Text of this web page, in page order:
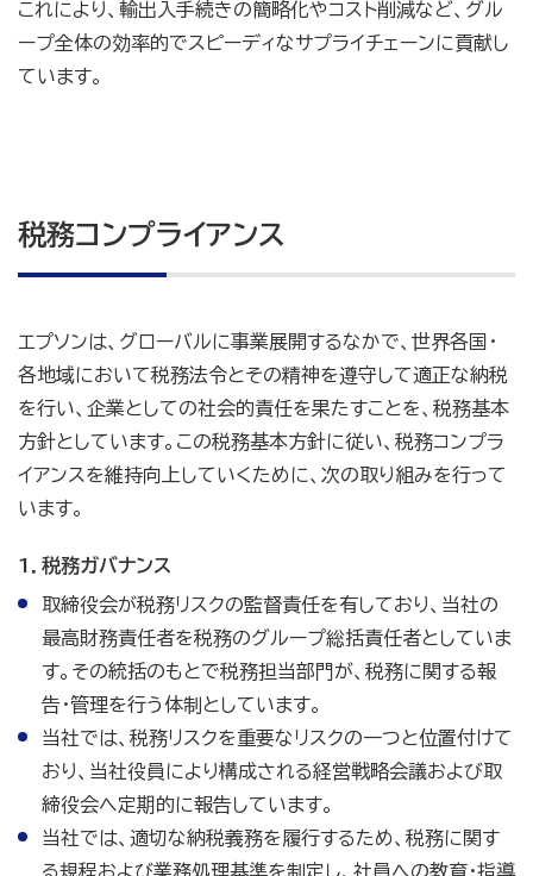
これにより、輸出入手続きの簡略化やコスト削減など、グル
ープ全体の効率的でスピーディなサプライチェーンに貢献し
ています。
税務コンプライアンス
エプソンは、グローバルに事業展開するなかで、世界各国・
各地域において税務法令とその精神を遵守して適正な納税
を行い、企業としての社会的責任を果たすことを、税務基本
方針としています。この税務基本方針に従い、税務コンプラ
イアンスを維持向上していくために、次の取り組みを行って
います。
1．税務ガバナンス
取締役会が税務リスクの監督責任を有しており、当社の
最高財務責任者を税務のグループ総括責任者としていま
す。その統括のもとで税務担当部門が、税務に関する報
告・管理を行う体制としています。
当社では、税務リスクを重要なリスクの一つと位置付けて
おり、当社役員により構成される経営戦略会議および取
締役会へ定期的に報告しています。
当社では、適切な納税義務を履行するため、税務に関す
る規程および業務処理基準を制定し、社員への教育・指導